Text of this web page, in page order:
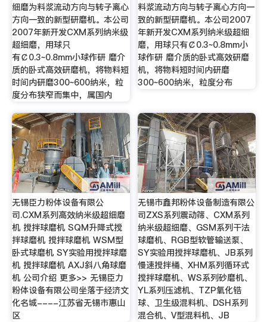
细磨为料浆流动方向与转子离心
方向一致的新型研磨机。本公司
2007年新开发CXM系列纳米级
超细磨，用球只
有￠0.3~0.8mm小球作研 磨介
质的卧式高效研磨机，将物料短
时间内研磨300~600纳米，粒
度分布狭窄而集中，属国内
料浆流动方向与转子离心方向一
致的新型研磨机。本公司2007
年新开发CXM系列纳米级超细
磨，用球只有￠0.3~0.8mm小
球作研 磨介质的卧式高效研磨
机，将物料短时间内研磨
300~600纳米，粒度分布
无锡臣力粉体设备有限公
司.CXM系列高效纳米级超细磨
机 搅拌球磨机 SQM升降式搅
拌球磨机 搅拌球磨机 WSM型
卧式球磨机 SY实验用搅拌球磨
机 搅拌球磨机 AXJ斜八角球磨
机 公司介绍 更多>> 无锡臣力
粉体设备有限公司坐落于经济文
化名城----江苏省无锡市惠山
区
无锡市鑫邦粉体设备制造有限公
司ZXS系列震动筛、CXM系列
纳米级超细磨、GSM系列干法
球磨机、RGB型软管输送泵、
SY实验用搅拌球磨机、JB系列
慢速搅拌桶、XHM系列循环式
搅拌球磨机、WS系列砂磨机、
YL系列压滤机、TZP氧化锆
球、卫生级混料机、DSH系列
混合机、V型混料机、JB